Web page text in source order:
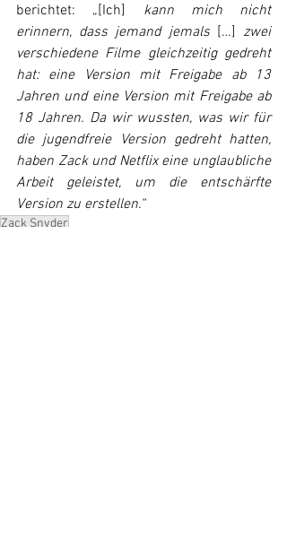
berichtet: „[Ich] kann mich nicht
erinnern, dass jemand jemals […] zwei
verschiedene Filme gleichzeitig gedreht
hat: eine Version mit Freigabe ab 13
Jahren und eine Version mit Freigabe ab
18 Jahren. Da wir wussten, was wir für
die jugendfreie Version gedreht hatten,
haben Zack und Netflix eine unglaubliche
Arbeit geleistet, um die entschärfte
Version zu erstellen.“
Zack Snyder